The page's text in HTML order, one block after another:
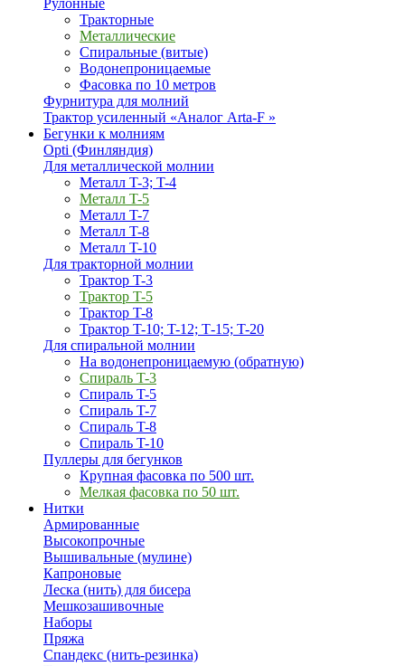
Рулонные
Тракторные
Металлические
Спиральные (витые)
Водонепроницаемые
Фасовка по 10 метров
Фурнитура для молний
Трактор усиленный «Аналог Arta-F »
Бегунки к молниям
Opti (Финляндия)
Для металлической молнии
Металл T-3; T-4
Металл T-5
Металл T-7
Металл T-8
Металл T-10
Для тракторной молнии
Трактор T-3
Трактор T-5
Трактор T-8
Трактор T-10; T-12; Т-15; T-20
Для спиральной молнии
На водонепроницаемую (обратную)
Спираль T-3
Спираль T-5
Спираль T-7
Спираль T-8
Спираль T-10
Пуллеры для бегунков
Крупная фасовка по 500 шт.
Мелкая фасовка по 50 шт.
Нитки
Армированные
Высокопрочные
Вышивальные (мулине)
Капроновые
Леска (нить) для бисера
Мешкозашивочные
Наборы
Пряжа
Спандекс (нить-резинка)